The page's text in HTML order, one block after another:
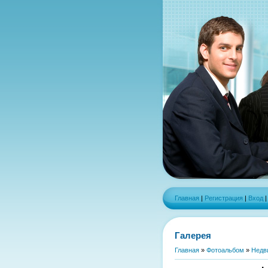
Главная | Регистрация | Вход |
Галерея
Главная » Фотоальбом »